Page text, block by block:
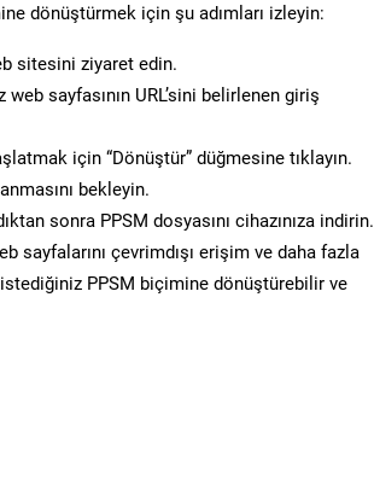
dönüştürmek için şu adımları izleyin:
sitesini ziyaret edin.
sayfasının URL’sini belirlenen giriş
için “Dönüştür” düğmesine tıklayın.
bekleyin.
sonra PPSM dosyasını cihazınıza indirin.
sayfalarını çevrimdışı erişim ve daha fazla
PPSM biçimine dönüştürebilir ve